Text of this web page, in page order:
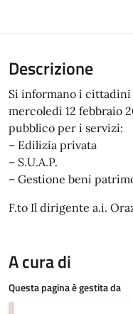
Descrizione
Si informano i cittadini
mercoledì 12 febbraio
pubblico per i servizi:
– Edilizia privata
– S.U.A.P.
– Gestione beni
F.to Il dirigente a.i.
A cura di
Questa pagina è gestita da